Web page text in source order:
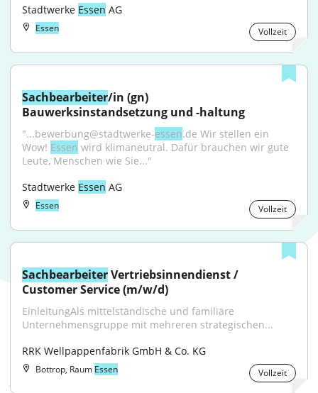
Stadtwerke Essen AG
Essen Vollzeit
Sachbearbeiter/in (gn)
Bauwerksinstandsetzung und -haltung
"...bewerbung@stadtwerke-essen.de Wir stellen ein
Wow! Essen wird klimaneutral. Dafür brauchen wir gute
Leute, Menschen wie Sie..."
Stadtwerke Essen AG
Essen Vollzeit
Sachbearbeiter Vertriebsinnendienst /
Customer Service (m/w/d)
EinleitungAls mittelständische und familiäre
Unternehmensgruppe mit mehreren strategischen...
RRK Wellpappenfabrik GmbH & Co. KG
Bottrop, Raum Essen Vollzeit